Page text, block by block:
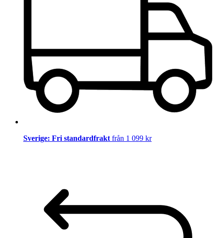
Sverige: Fri standardfrakt från 1 099 kr